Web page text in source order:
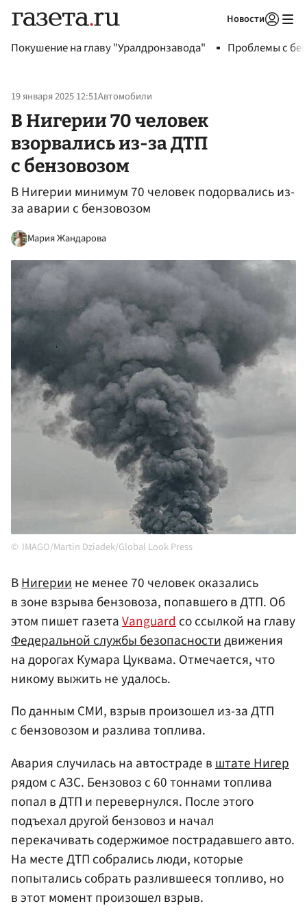
Новости
Покушение на главу "Уралдронзавода" Проблемы с
19 января 2025 12:51Автомобили
В Нигерии 70 человек
взорвались из-за ДТП
с бензовозом
В Нигерии минимум 70 человек подорвались из-
за аварии с бензовозом
Мария Жандарова
IMAGO/Martin Dziadek/Global Look Press
ВНигериине менее 70 человек оказались
в зоне взрыва бензовоза, попавшего в ДТП. Об
этом пишет газетаVanguardсо ссылкой на главу
Федеральной службы безопасностидвижения
на дорогах Кумара Цуквама. Отмечается, что
никому выжить не удалось.
По данным СМИ, взрыв произошел из-за ДТП
с бензовозом и разлива топлива.
Авария случилась на автостраде в штате Нигер
рядом с АЗС. Бензовоз с 60 тоннами топлива
попал в ДТП и перевернулся. После этого
подъехал другой бензовоз и начал
перекачивать содержимое пострадавшего авто.
На месте ДТП собрались люди, которые
попытались собрать разлившееся топливо, но
в этот момент произошел взрыв.